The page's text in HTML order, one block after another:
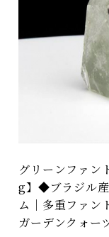
グリーンファ
g】◆ブラジル
ム｜多重ファン
ガーデンクォー